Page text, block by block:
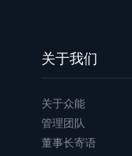
关于我们
关于众能
管理团队
董事长寄语